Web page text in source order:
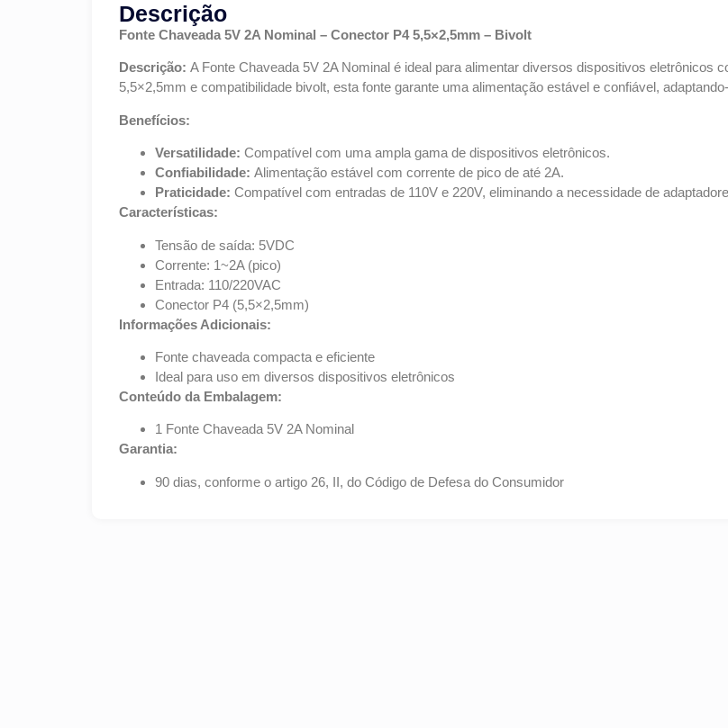
Descrição
Fonte Chaveada 5V 2A Nominal – Conector P4 5,5×2,5mm – Bivolt
Descrição: A Fonte Chaveada 5V 2A Nominal é ideal para alimentar diversos dispositivos eletrônicos
5,5×2,5mm e compatibilidade bivolt, esta fonte garante uma alimentação estável e confiável,
Benefícios:
Versatilidade: Compatível com uma ampla gama de dispositivos eletrônicos.
Confiabilidade: Alimentação estável com corrente de pico de até 2A.
Praticidade: Compatível com entradas de 110V e 220V, eliminando a necessidade de
Características:
Tensão de saída: 5VDC
Corrente: 1~2A (pico)
Entrada: 110/220VAC
Conector P4 (5,5×2,5mm)
Informações Adicionais:
Fonte chaveada compacta e eficiente
Ideal para uso em diversos dispositivos eletrônicos
Conteúdo da Embalagem:
1 Fonte Chaveada 5V 2A Nominal
Garantia:
90 dias, conforme o artigo 26, II, do Código de Defesa do Consumidor